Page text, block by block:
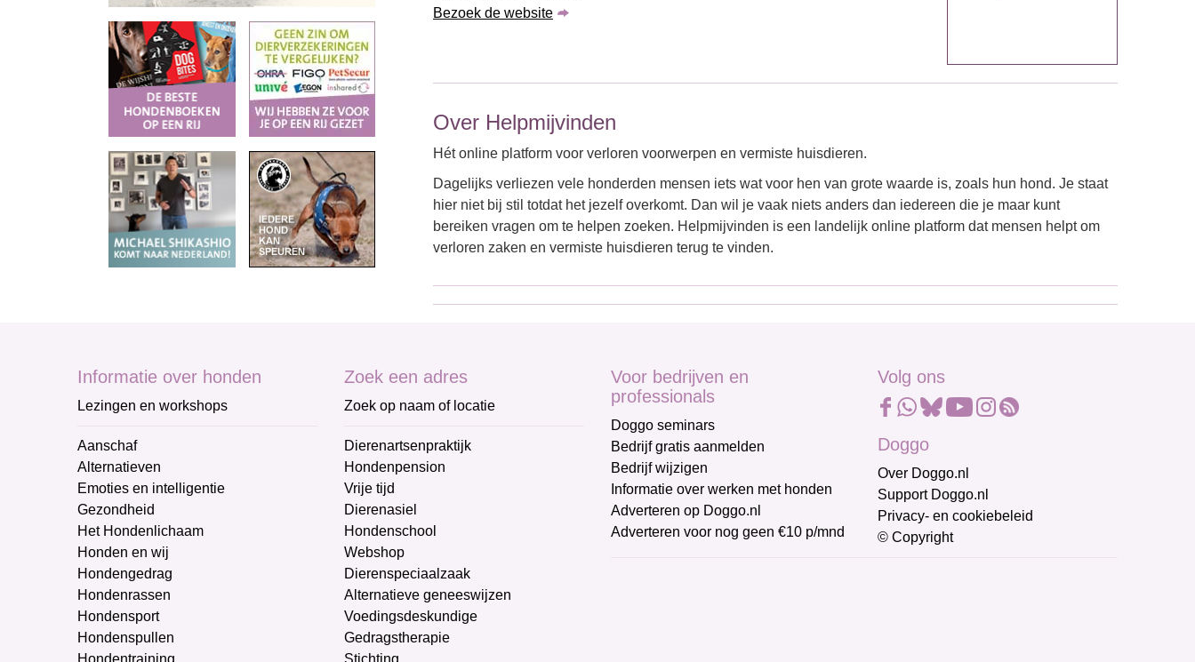
Bezoek de website
Over Helpmijvinden
Hét online platform voor verloren voorwerpen en vermiste huisdieren.
Dagelijks verliezen vele honderden mensen iets wat voor hen van grote waarde is, zoals hun hond. Je staat
hier niet bij stil totdat het jezelf overkomt. Dan wil je vaak niets anders dan iedereen die je maar kunt
bereiken vragen om te helpen zoeken. Helpmijvinden is een landelijk online platform dat mensen helpt om
verloren zaken en vermiste huisdieren terug te vinden.
Informatie over honden
Lezingen en workshops
Aanschaf
Alternatieven
Emoties en intelligentie
Gezondheid
Het Hondenlichaam
Honden en wij
Hondengedrag
Hondenrassen
Hondensport
Hondenspullen
Hondentraining
Zoek een adres
Zoek op naam of locatie
Dierenartsenpraktijk
Hondenpension
Vrije tijd
Dierenasiel
Hondenschool
Webshop
Dierenspeciaalzaak
Alternatieve geneeswijzen
Voedingsdeskundige
Gedragstherapie
Stichting
Voor bedrijven en
professionals
Doggo seminars
Bedrijf gratis aanmelden
Bedrijf wijzigen
Informatie over werken met honden
Adverteren op Doggo.nl
Adverteren voor nog geen €10 p/mnd
Volg ons
Doggo
Over Doggo.nl
Support Doggo.nl
Privacy- en cookiebeleid
© Copyright